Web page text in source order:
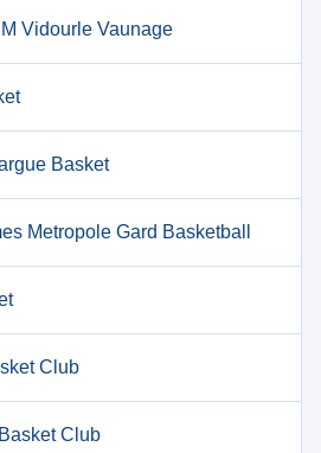
Vidourle Vaunage
Basket
Metropole Gard Basketball
Club
Club